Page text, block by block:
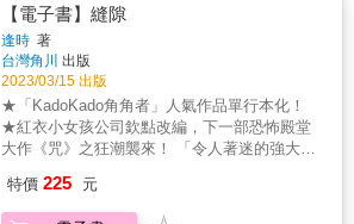
是業界知名的美女整形醫生。 然而她自己的臉
卻逐漸失控；不但左臉迅速變化、與右臉越來
越不對稱，還會不自覺地抽搐、冷笑，不但嚇
到家人，還嚇跑論及婚嫁的男友。四處就醫都
沒用，到最後連左半邊的身體都無法控制，頻
頻想殺死自己！ 一場場詭異的惡夢，引領她走
向住家附近公園內的貞節牌坊。 到底她與百年
前牌坊表揚的女子有何關聯？ 這其中隱含著多
少不為人知的愛恨糾葛、恩怨情仇？ 她必須在
【電子書】縫隙
逢時 著
台灣角川 出版
2023/03/15 出版
★「KadoKado角角者」人氣作品單行本化！
★紅衣小女孩公司欽點改編，下一部恐怖殿堂
大作《咒》之狂潮襲來！ 「令人著迷的強大改
「這是部充滿恐懼與絕望的作品！」──《頭
七》導演沈丹桂 ★台灣犯罪作家聯會提子墨、
特價 225 元